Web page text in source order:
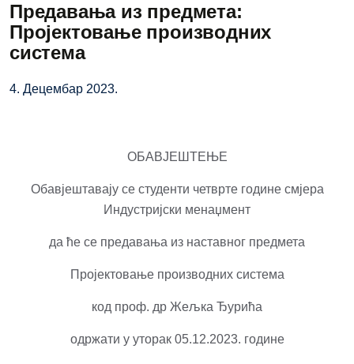
Предавања из предмета:
Пројектовање производних
система
4. Децембар 2023.
ОБАВЈЕШТЕЊЕ
Обавјештавају се студенти четврте године смјера
Индустријски менаџмент
да ће се предавања из наставног предмета
Пројектовање производних система
код проф. др Жељка Ђурића
одржати у уторак 05.12.2023. године